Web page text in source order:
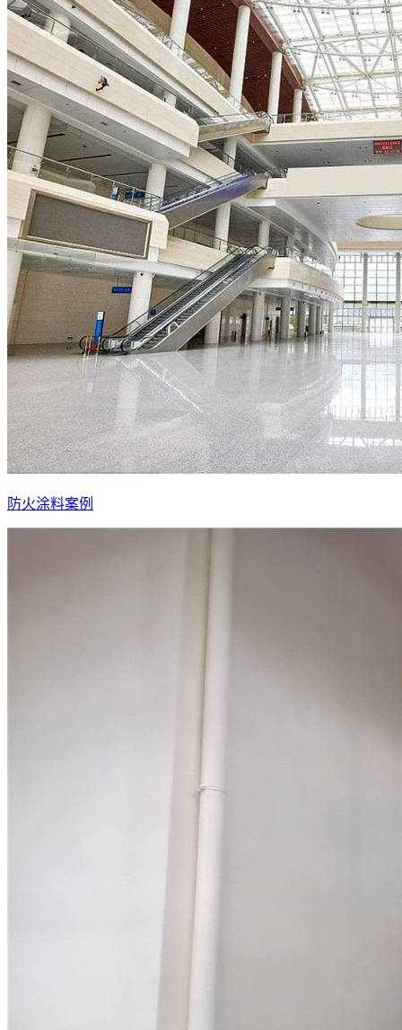
防火涂料案例